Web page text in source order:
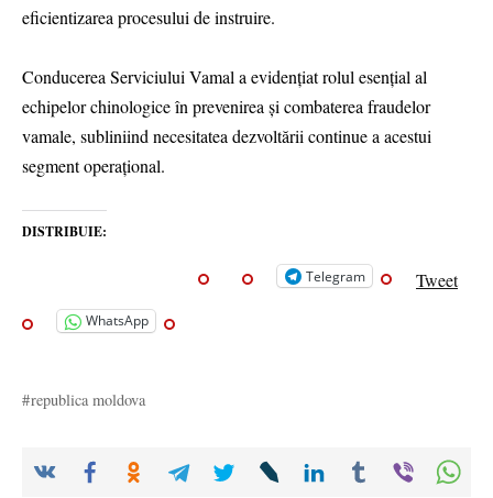
eficientizarea procesului de instruire.
Conducerea Serviciului Vamal a evidențiat rolul esențial al
echipelor chinologice în prevenirea și combaterea fraudelor
vamale, subliniind necesitatea dezvoltării continue a acestui
segment operațional.
DISTRIBUIE:
Telegram Tweet
WhatsApp
republica moldova